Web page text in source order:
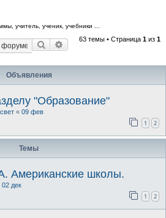
учитель, ученик, учебники ...
Поиск Расширенный поиск
63 темы • Страница 1 из 1
Объявления
"Образование"
« 09 фев
1 2
Темы
Американские школы.
02 дек
1 2